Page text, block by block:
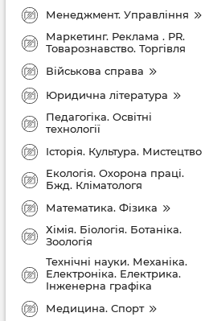
Менеджмент. Управління
Маркетинг. Реклама . PR.
Товарознавство. Торгівля
Військова справа
Юридична література
Педагогіка. Освітні
технології
Історія. Культура. Мистецтво
Екологія. Охорона праці.
Бжд. Кліматологя
Математика. Фізика
Хімія. Біологія. Ботаніка.
Зоологія
Технічні науки. Механіка.
Електроніка. Електрика.
Інженерна графіка
Медицина. Спорт